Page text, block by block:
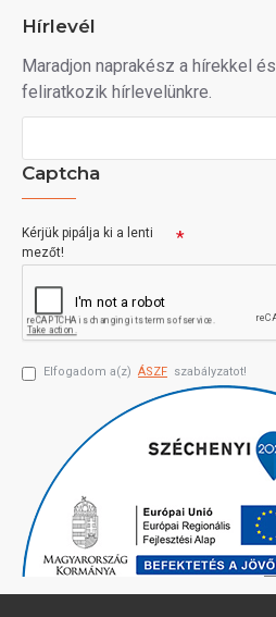
Hírlevél
Maradjon naprakész a hírekkel
feliratkozik hírlevelünkre.
Captcha
Kérjük pipálja ki a lenti
mezőt!
Elfogadom a(z) ÁSZF szabályzatot!